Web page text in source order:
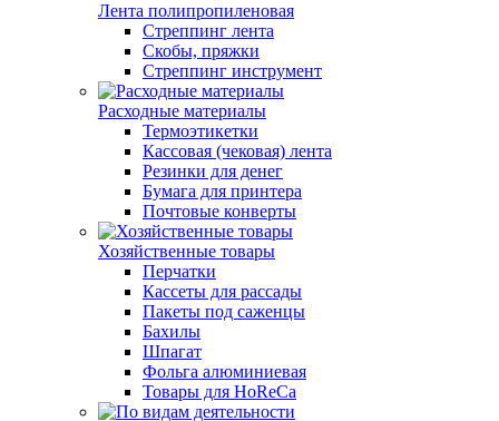
Лента полипропиленовая
Стреппинг лента
Скобы, пряжки
Стреппинг инструмент
Расходные материалы
Термоэтикетки
Кассовая (чековая) лента
Резинки для денег
Бумага для принтера
Почтовые конверты
Хозяйственные товары
Перчатки
Кассеты для рассады
Пакеты под саженцы
Бахилы
Шпагат
Фольга алюминиевая
Товары для HoReCa